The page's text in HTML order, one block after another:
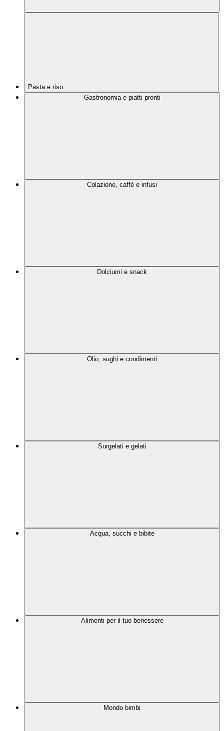
Pasta e riso
Gastronomia e piatti pronti
Colazione, caffè e infusi
Dolciumi e snack
Olio, sughi e condimenti
Surgelati e gelati
Acqua, succhi e bibite
Alimenti per il tuo benessere
Mondo bimbi